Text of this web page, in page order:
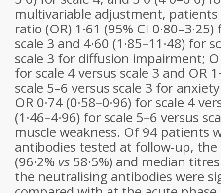
multivariable adjustment, patients
ratio (OR) 1·61 (95% CI
scale 3 and 4·60 (1·85–11·48) for
scale 3 for diffusion impairment;
for scale 4 versus scale 3 and OR
scale 5–6 versus scale 3 for
OR 0·74 (0·58–0·96) for scale 4
(1·46–4·96) for scale 5–6 versus
muscle weakness. Of 94 patients
antibodies tested at follow-up,
(96·2% vs 58·5%) and median
the neutralising antibodies were